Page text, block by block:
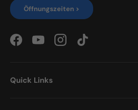
Öffnungszeiten >
FacebookYouTubeInstagramTikTok
Quick Links